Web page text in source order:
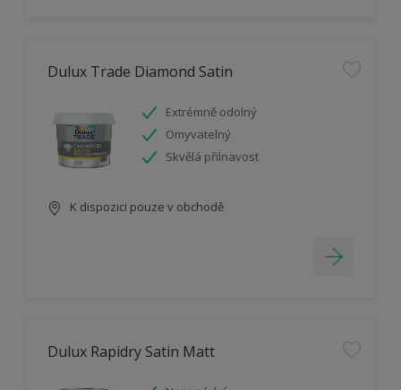
Dulux Trade Diamond Satin
Extrémně odolný
Omyvatelný
Skvělá přilnavost
K dispozici pouze v obchodě
Dulux Rapidry Satin Matt